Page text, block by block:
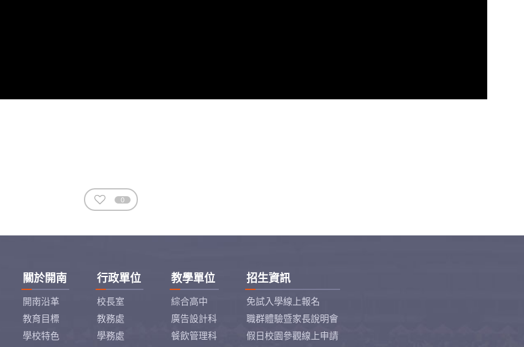
0
關於開南
開南沿革
教育目標
學校特色
行政單位
校長室
教務處
學務處
教學單位
綜合高中
廣告設計科
餐飲管理科
招生資訊
免試入學線上報名
職群體驗暨家長說明會
假日校園參觀線上申請